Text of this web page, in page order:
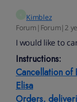
Kimblez
Forum|Forum|2
I would like to
Instructions:
Cancellation of
Elisa
Orders,